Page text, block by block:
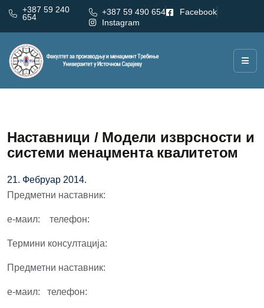
+387 59 240
654
+387 59 490 654
Facebook
Instagram
Наставници / Модели изврсности и
системи менаџмента квалитетом
21. Фебруар 2014.
Предметни наставник:
е-маил: телефон:
Термини консултација:
Предметни наставник:
е-маил: телефон: